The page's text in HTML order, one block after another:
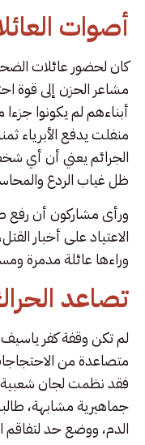
أصوات
كان لحضور عائلات
مشاعر الحزن إلى قوة
أبناءهم لم يكونوا
منفلت يدفع الأبرياء
الجرائم يعني أن أي
ظل غياب الردع
ورأى مشاركون أن رفع
الاعتياد على أخبار
وراءها عائلة مدمرة
تصاعد
لم تكن وقفة كفر
متصاعدة من
فقد نظمت لجان شعبية
جماهيرية مشابهة،
الدم، ووضع حد لتفاقم